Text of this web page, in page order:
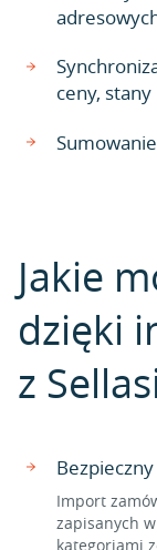
ceny, stany
Jakie
dzięki
z
Import
zapisanych
kategoriami